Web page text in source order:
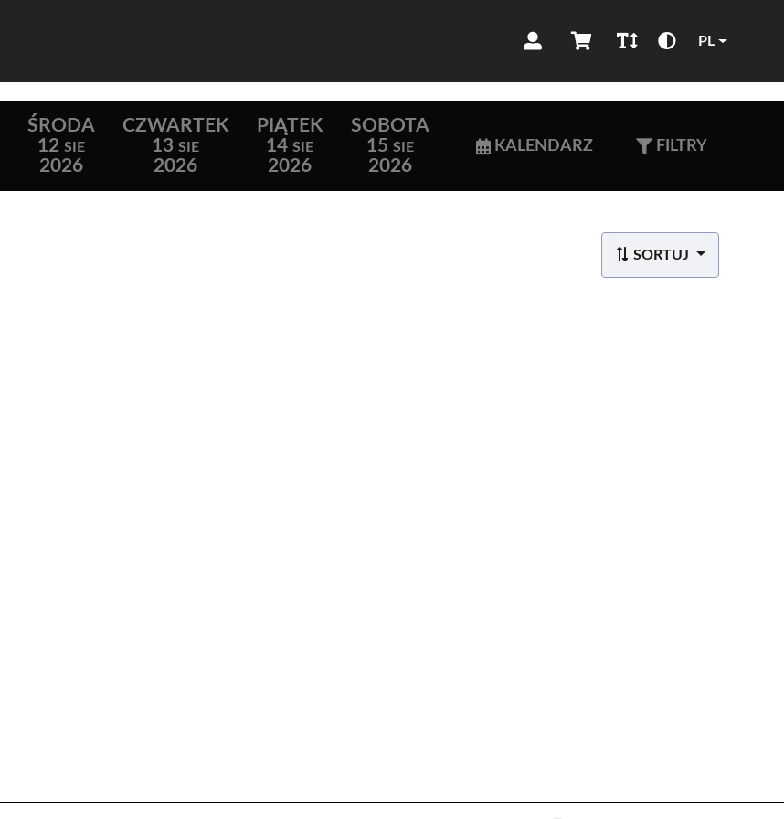
PL
ŚRODA
12 SIE
2026
CZWARTEK
13 SIE
2026
PIĄTEK
14 SIE
2026
SOBOTA
15 SIE
2026
KALENDARZ FILTRY
SORTUJ